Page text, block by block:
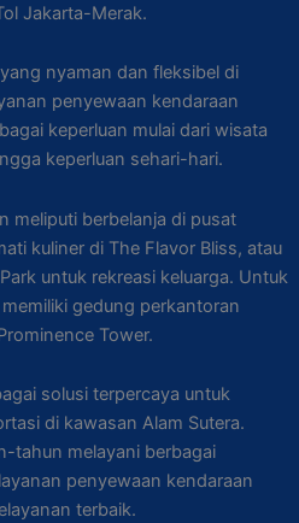
Jakarta-Merak.
nyaman dan fleksibel di
penyewaan kendaraan
keperluan mulai dari wisata
keperluan sehari-hari.
meliputi berbelanja di pusat
kuliner di The Flavor Bliss, atau
untuk rekreasi keluarga. Untuk
gedung perkantoran
Tower.
solusi terpercaya untuk
di kawasan Alam Sutera.
tahun melayani berbagai
penyewaan kendaraan
terbaik.